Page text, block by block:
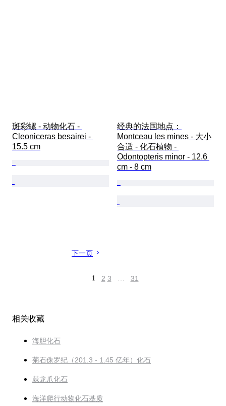
斑彩螺 - 动物化石 -
Cleoniceras besairei -
15.5 cm
经典的法国地点：
Montceau les mines - 大小
合适 - 化石植物 -
Odontopteris minor - 12.6
cm - 8 cm
下一页
1 2 3 … 31
相关收藏
海胆化石
菊石侏罗纪（201.3 - 1.45 亿年）化石
棘龙爪化石
海洋爬行动物化石基质